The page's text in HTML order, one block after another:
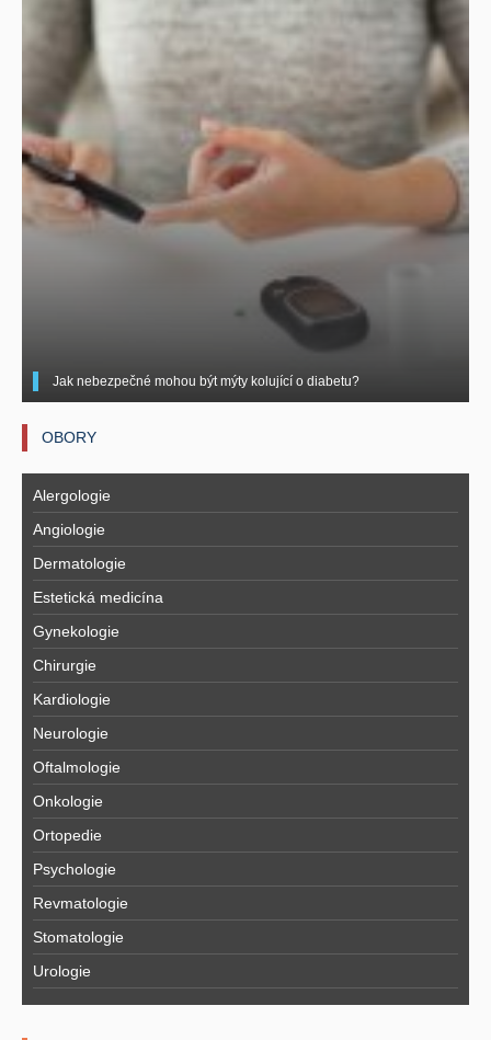
Jak nebezpečné mohou být mýty kolující o diabetu?
OBORY
Alergologie
Angiologie
Dermatologie
Estetická medicína
Gynekologie
Chirurgie
Kardiologie
Neurologie
Oftalmologie
Onkologie
Ortopedie
Psychologie
Revmatologie
Stomatologie
Urologie